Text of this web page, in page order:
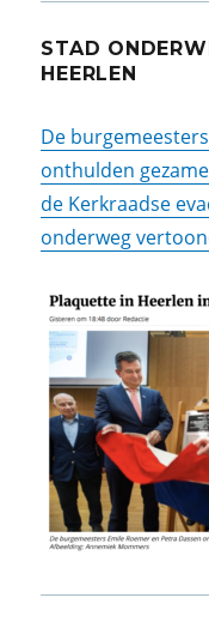
STAD
HEERLEN
De
onthulden
de Kerkraadse
onderweg